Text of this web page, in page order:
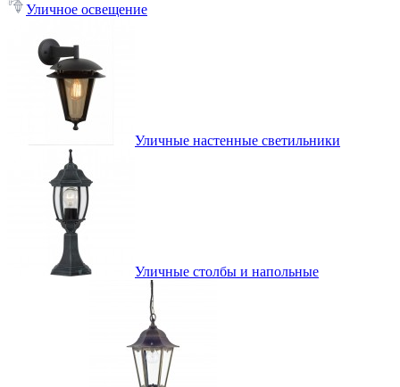
Уличное освещение
Уличные настенные светильники
Уличные столбы и напольные